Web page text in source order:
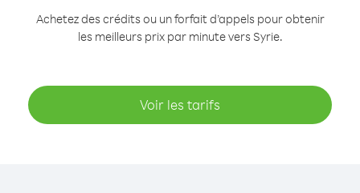
Achetez des crédits ou un forfait d’appels pour obtenir
les meilleurs prix par minute vers Syrie.
Voir les tarifs